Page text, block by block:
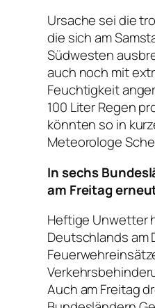
Ursache sei die
die sich am
Südwesten
auch noch mit
Feuchtigkeit
100 Liter Regen
könnten so in
Meteorologe
In sechs
am Freitag
Heftige Unwetter
Deutschlands am
Auch am Freitag